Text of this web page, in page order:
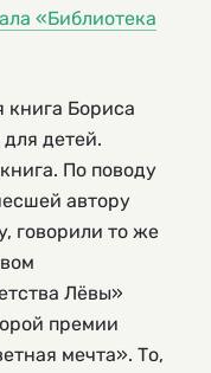
«Библиотека
книга Бориса
детей.
По поводу
автору
говорили то же
Лёвы»
премии
мечта». То,